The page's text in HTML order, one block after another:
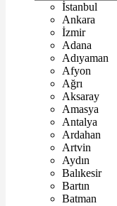
İstanbul
Ankara
İzmir
Adana
Adıyaman
Afyon
Ağrı
Aksaray
Amasya
Antalya
Ardahan
Artvin
Aydın
Balıkesir
Bartın
Batman